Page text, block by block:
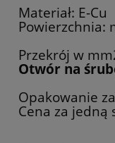
Materiał: E-Cu
Powierzchnia:
Przekrój w
Otwór na
Opakowanie
Cena za jedną